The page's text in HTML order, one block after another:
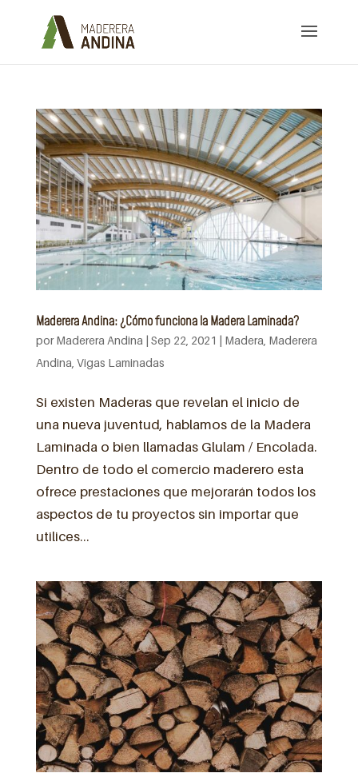
Maderera Andina: ¿Cómo funciona la Madera Laminada?
porMaderera Andina | Sep 22, 2021 | Madera Maderera
Andina Vigas Laminadas
Si existen Maderas que revelan el inicio de
una nueva juventud, hablamos de la Madera
Laminada o bien llamadas Glulam / Encolada.
Dentro de todo el comercio maderero esta
ofrece prestaciones que mejorarán todos los
aspectos de tu proyectos sin importar que
utilices...